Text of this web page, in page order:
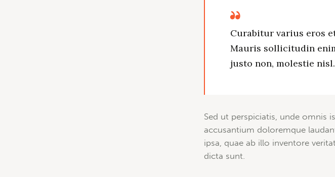
Curabitur varius eros
Mauris sollicitudin
justo non, molestie nisl.
Sed ut perspiciatis, unde omnis
accusantium doloremque
ipsa, quae ab illo inventore
dicta sunt.